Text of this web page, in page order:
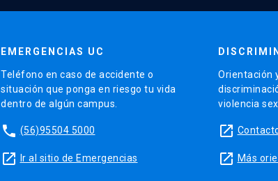
EMERGENCIAS UC
Teléfono en caso de accidente o
situación que ponga en riesgo tu vida
dentro de algún campus.
phone (56)95504 5000
launch Ir al sitio de Emergencias
Orientación
violencia
launch
launch Más